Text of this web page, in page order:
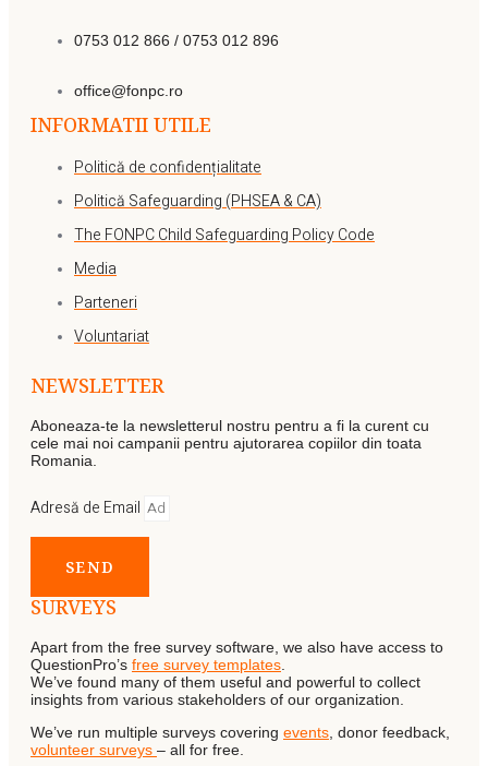
0753 012 866 / 0753 012 896
office@fonpc.ro
INFORMATII UTILE
Politică de confidențialitate
Politică Safeguarding (PHSEA & CA)
The FONPC Child Safeguarding Policy Code
Media
Parteneri
Voluntariat
NEWSLETTER
Aboneaza-te la newsletterul nostru pentru a fi la curent cu
cele mai noi campanii pentru ajutorarea copiilor din toata
Romania.
Adresă de Email
SEND
SURVEYS
Apart from the free survey software, we also have access to
QuestionPro’s free survey templates
We’ve found many of them useful and powerful to collect
insights from various stakeholders of our organization.
We’ve run multiple surveys covering events , donor feedback,
volunteer surveys – all for free.